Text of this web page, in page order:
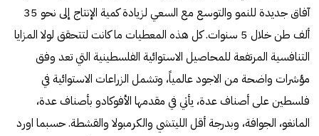
آفاق جديدة للنمو والتوسع مع السعي لزيادة كمية الإنتاج إلى نحو 35
ألف طن خلال 5 سنوات. كل هذه المعطيات ما كانت لتتحقق لولا المزايا
التنافسية المرتفعة للمحاصيل الاستوائية الفلسطينية التي تعد وفق
مؤشرات واضحة من الاجود عالمياً، وتشمل الزراعات الاستوائية في
فلسطين على أصناف عدة، يأتي في مقدمها الأفوكادو بأصناف عدة،
المانغو، الجوافة، وبدرجة أقل الليتشي والكرمبولا والقشطة. حسبما اورد